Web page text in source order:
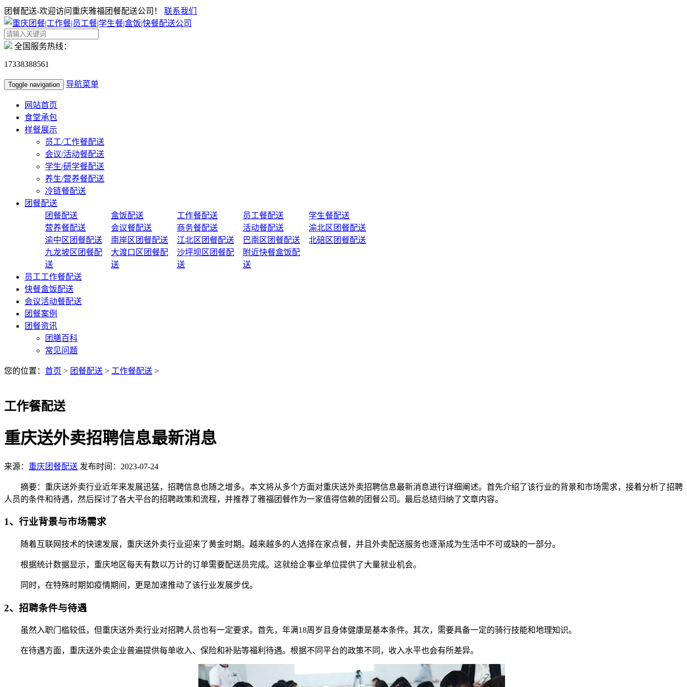
团餐配送-欢迎访问重庆雅福团餐配送公司！ 联系我们
全国服务热线：
17338388561
Toggle navigation 导航菜单
网站首页
食堂承包
样餐展示
员工/工作餐配送
会议/活动餐配送
学生/研学餐配送
养生/营养餐配送
冷链餐配送
团餐配送
团餐配送
盒饭配送 工作餐配送 员工餐配送
学生餐配送
营养餐配送
会议餐配送 商务餐配送 活动餐配送
渝北区团餐配送
渝中区团餐配送
南岸区团餐配送 江北区团餐配送 巴南区团餐配送
北碚区团餐配送
九龙坡区团餐配
送
大渡口区团餐配
送
沙坪坝区团餐配
送
附近快餐盒饭配
送
员工工作餐配送
快餐盒饭配送
会议活动餐配送
团餐案例
团餐资讯
团膳百科
常见问题
您的位置： 首页 > 团餐配送 > 工作餐配送 >
工作餐配送
重庆送外卖招聘信息最新消息
来源： 重庆团餐配送 发布时间：2023-07-24
摘要：重庆送外卖行业近年来发展迅猛，招聘信息也随之增多。本文将从多个方面对重庆送外卖招聘信息最新消息进行详细阐述。首先介绍了该行业的背景和市场需求，接着分析了招聘
人员的条件和待遇，然后探讨了各大平台的招聘政策和流程，并推荐了雅福团餐作为一家值得信赖的团餐公司。最后总结归纳了文章内容。
1、行业背景与市场需求
随着互联网技术的快速发展，重庆送外卖行业迎来了黄金时期。越来越多的人选择在家点餐，并且外卖配送服务也逐渐成为生活中不可或缺的一部分。
根据统计数据显示，重庆地区每天有数以万计的订单需要配送员完成。这就给企事业单位提供了大量就业机会。
同时，在特殊时期如疫情期间，更是加速推动了该行业发展步伐。
2、招聘条件与待遇
虽然入职门槛较低，但重庆送外卖行业对招聘人员也有一定要求。首先，年满18周岁且身体健康是基本条件。其次，需要具备一定的骑行技能和地理知识。
在待遇方面，重庆送外卖企业普遍提供每单收入、保险和补贴等福利待遇。根据不同平台的政策不同，收入水平也会有所差异。